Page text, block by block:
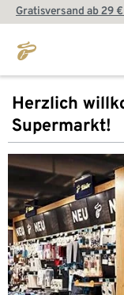
Gratisversand ab 29
Herzlich
Supermarkt!